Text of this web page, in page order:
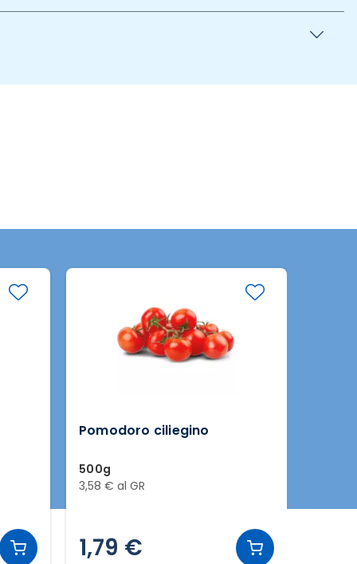
Pomodoro ciliegino
500g
3,58 € al GR
1,79 €